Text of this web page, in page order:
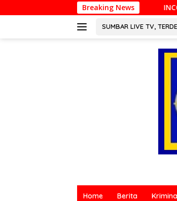
ke
Breaking News
INCOILS 2026 Resmi Digelar
SUMBAR LIVE TV,
terkini
Home Berita